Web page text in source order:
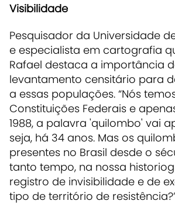
Visibilidade
Pesquisador da Universidade
e especialista em cartografia
Rafael destaca a importância
levantamento censitário para
a essas populações. “Nós
Constituições Federais e
1988, a palavra 'quilombo' vai
seja, há 34 anos. Mas os
presentes no Brasil desde o
tanto tempo, na nossa
registro de invisibilidade e de
tipo de território de